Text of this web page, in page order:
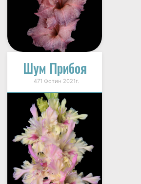
Шум Прибоя
471 Фотин 2021г.